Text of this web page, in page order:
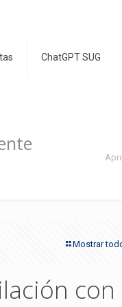
ChatGPT SUG
Mostrar
con